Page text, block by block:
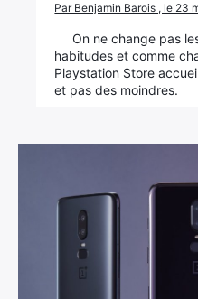
Par Benjamin Barois , le 23
On ne change pas
habitudes et comme
Playstation Store
et pas des moindres.